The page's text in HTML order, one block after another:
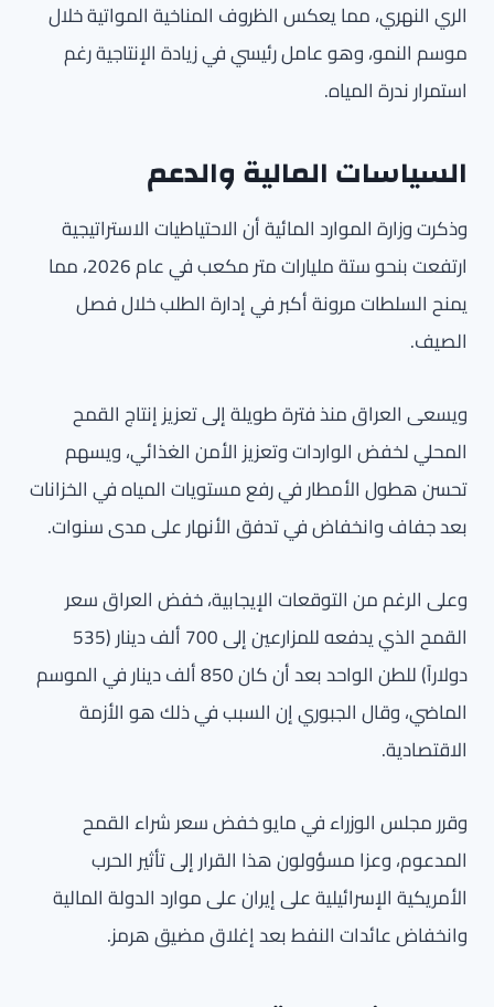
الري النهري، مما يعكس الظروف المناخية المواتية خلال
موسم النمو، وهو عامل رئيسي في زيادة الإنتاجية رغم
استمرار ندرة المياه.
السياسات المالية والدعم
وذكرت وزارة الموارد المائية أن الاحتياطيات الاستراتيجية
ارتفعت بنحو ستة مليارات متر مكعب في عام 2026، مما
يمنح السلطات مرونة أكبر في إدارة الطلب خلال فصل
الصيف.
ويسعى العراق منذ فترة طويلة إلى تعزيز إنتاج القمح
المحلي لخفض الواردات وتعزيز الأمن الغذائي، ويسهم
تحسن هطول الأمطار في رفع مستويات المياه في الخزانات
بعد جفاف وانخفاض في تدفق الأنهار على مدى سنوات.
وعلى الرغم من التوقعات الإيجابية، خفض العراق سعر
القمح الذي يدفعه للمزارعين إلى 700 ألف دينار (535
دولاراً) للطن الواحد بعد أن كان 850 ألف دينار في الموسم
الماضي، وقال الجبوري إن السبب في ذلك هو الأزمة
الاقتصادية.
وقرر مجلس الوزراء في مايو خفض سعر شراء القمح
المدعوم، وعزا مسؤولون هذا القرار إلى تأثير الحرب
الأمريكية الإسرائيلية على إيران على موارد الدولة المالية
وانخفاض عائدات النفط بعد إغلاق مضيق هرمز.